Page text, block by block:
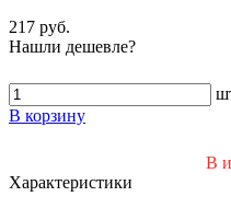
217 руб.
Нашли дешевле?
В корзину
В
Характеристики